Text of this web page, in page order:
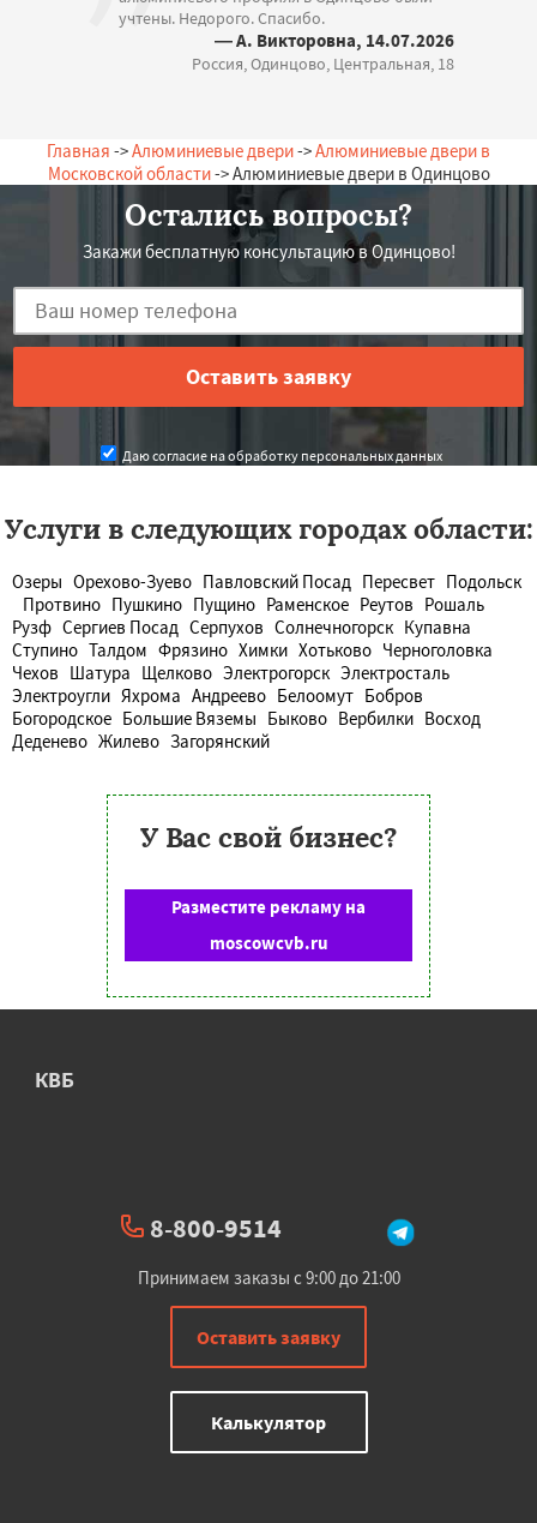
учтены. Недорого. Спасибо.
— А. Викторовна, 14.07.2026
Россия, Одинцово, Центральная, 18
Главная ->Алюминиевые двери->Алюминиевые двери в
Московской области-> Алюминиевые двери в Одинцово
Остались вопросы?
Закажи бесплатную консультацию в Одинцово!
Даю согласие на обработку персональных данных
Услуги в следующих городах области:
Озеры Орехово-Зуево Павловский Посад Пересвет Подольск
Протвино Пушкино Пущино Раменское Реутов Рошаль
Рузф Сергиев Посад Серпухов Солнечногорск Купавна
Ступино Талдом Фрязино Химки Хотьково Черноголовка
Чехов Шатура Щелково Электрогорск Электросталь
Электроугли Яхрома Андреево Белоомут Бобров
Богородское Большие Вяземы Быково Вербилки Восход
Деденево Жилево Загорянский
У Вас свой бизнес?
Разместите рекламу на
moscowcvb.ru
КВБ
8-800-9514
Принимаем заказы с 9:00 до 21:00
Оставить заявку
Калькулятор